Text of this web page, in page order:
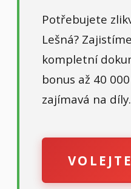
Potřebujete
Lešná?
kompletní
bonus až 40
zajímavá na díly.